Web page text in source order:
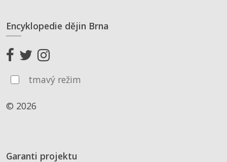
Encyklopedie dějin Brna
tmavý režim
© 2026
Garanti projektu